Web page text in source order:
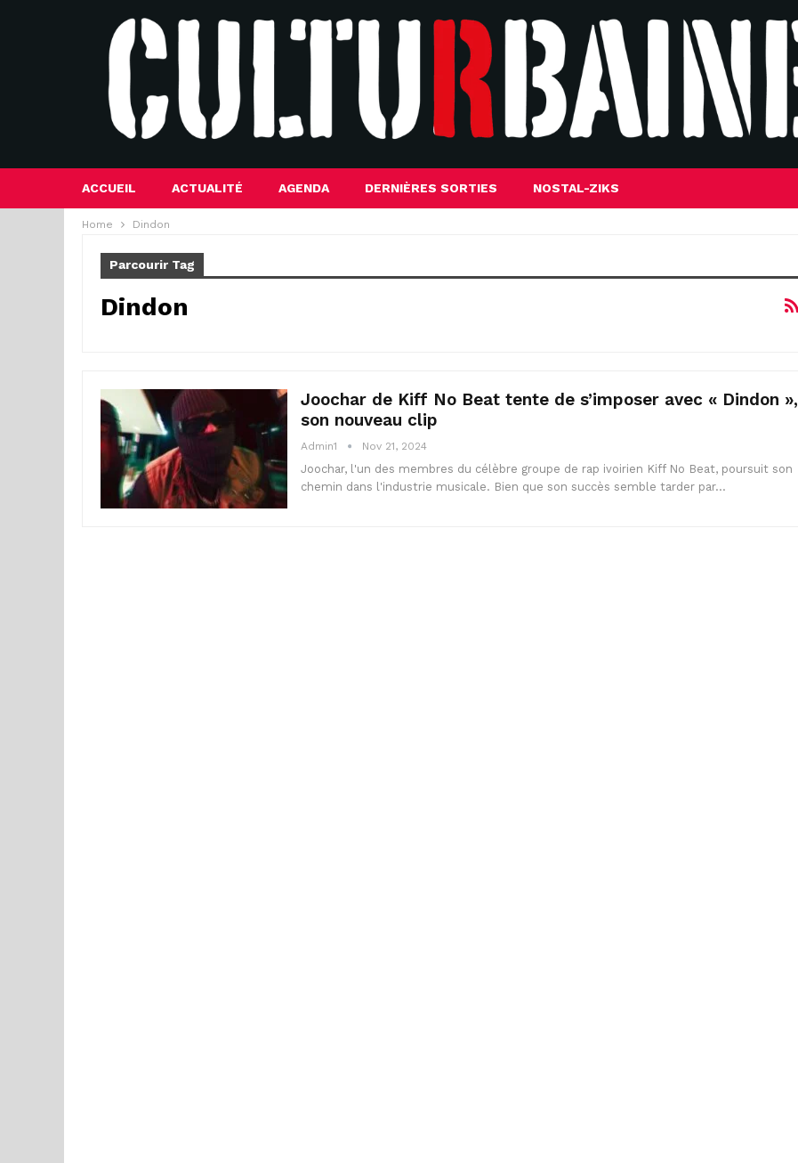
ACCUEIL ACTUALITÉ AGENDA DERNIÈRES SORTIES NOSTAL-ZIKS
Home Dindon
Parcourir Tag
Dindon
Joochar de Kiff No Beat tente de s’imposer avec « Dindon »,
son nouveau clip
Admin1 Nov 21, 2024
Joochar, l'un des membres du célèbre groupe de rap ivoirien Kiff No Beat, poursuit son
chemin dans l'industrie musicale. Bien que son succès semble tarder par…